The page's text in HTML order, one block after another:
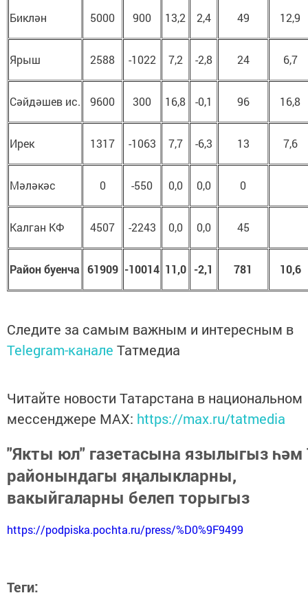
Биклән 5000 900 13,2 2,4 49 12,9
Ярыш 2588 -1022 7,2 -2,8 24 6,7
Сәйдәшев ис. 9600 300 16,8 -0,1 96 16,8
Ирек 1317 -1063 7,7 -6,3 13 7,6
Мәләкәс 0 -550 0,0 0,0 0
Калган КФ 4507 -2243 0,0 0,0 45
Район буенча 61909 -10014 11,0 -2,1 781 10,6
Следите за самым важным и интересным в
Telegram-канале Татмедиа
Читайте новости Татарстана в национальном
мессенджере MАХ: https://max.ru/tatmedia
"Якты юл" газетасына язылыгыз һәм
районындагы яңалыкларны,
вакыйгаларны белеп торыгыз
https://podpiska.pochta.ru/press/%D0%9F9499
Теги: